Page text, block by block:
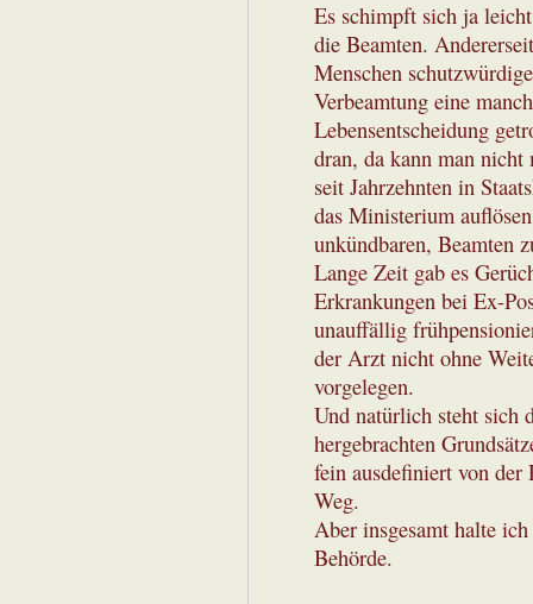
Es schimpft sich ja
die Beamten.
Menschen
Verbeamtung eine
Lebensentscheidung
dran, da kann man
seit Jahrzehnten in
das Ministerium
unkündbaren, Beamten
Lange Zeit gab es
Erkrankungen bei Ex-
unauffällig
der Arzt nicht ohne
vorgelegen.
Und natürlich steht sich
hergebrachten
fein ausdefiniert von der
Weg.
Aber insgesamt halte
Behörde.